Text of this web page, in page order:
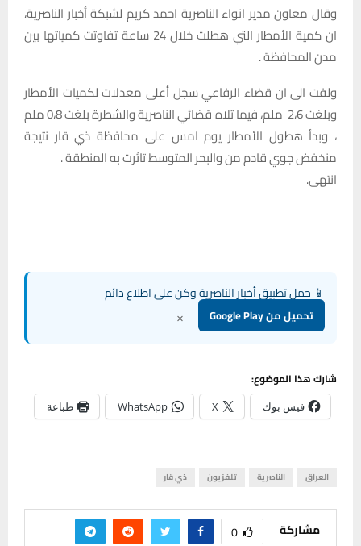
وقال معاون مدير انواء الناصرية احمد كريم لشبكة أخبار الناصرية،
ان كمية الأمطار التي هطلت خلال 24 ساعة تفاوتت كمياتها بين
مدن المحافظة .
ولفت الى ان قضاء الرفاعي سجل أعلى معدلات لكميات الأمطار
وبلغت 2،6 ملم، فيما تلاه قضائي الناصرية والشطرة بلغت 0،8 ملم
، وبدأ هطول الأمطار يوم امس على محافظة ذي قار نتيجة
منخفض جوي قادم من والبحر المتوسط تاثرت به المنطقة .
انتهى.
📱 حمل تطبيق أخبار الناصرية وكن على اطلاع دائم
تحميل من Google Play ×
شارك هذا الموضوع:
فيس بوك X
WhatsApp طباعة
العراق الناصرية تلفزيون ذي قار
مشاركة 0